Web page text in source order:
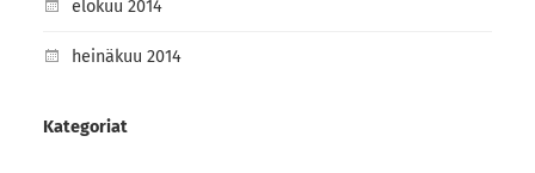
elokuu 2014
heinäkuu 2014
Kategoriat